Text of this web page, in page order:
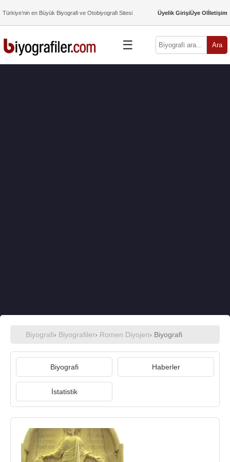
Türkiye’nin en Büyük Biyografi ve Otobiyografi Sitesi Üyelik GirişiÜye Olİletişim
☰ Ara
Biyografi› Biyografiler› Romen Diyojen› Biyografi
Biyografi Haberler
İstatistik